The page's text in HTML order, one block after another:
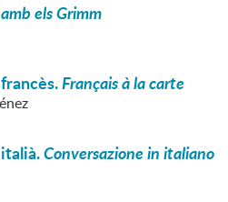
els Grimm
Français à la carte
Conversazione in italiano